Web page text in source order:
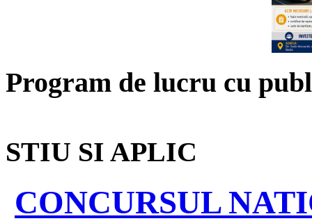
Program de lucru cu
STIU SI APLIC
CONCURSUL